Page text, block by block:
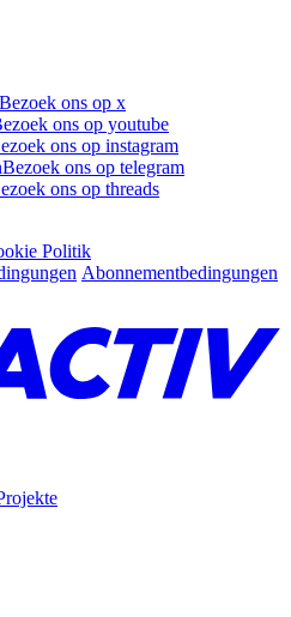
Bezoek ons op x
ons op youtube
ons op instagram
Bezoek ons op telegram
ons op threads
Politik
Abonnementbedingungen